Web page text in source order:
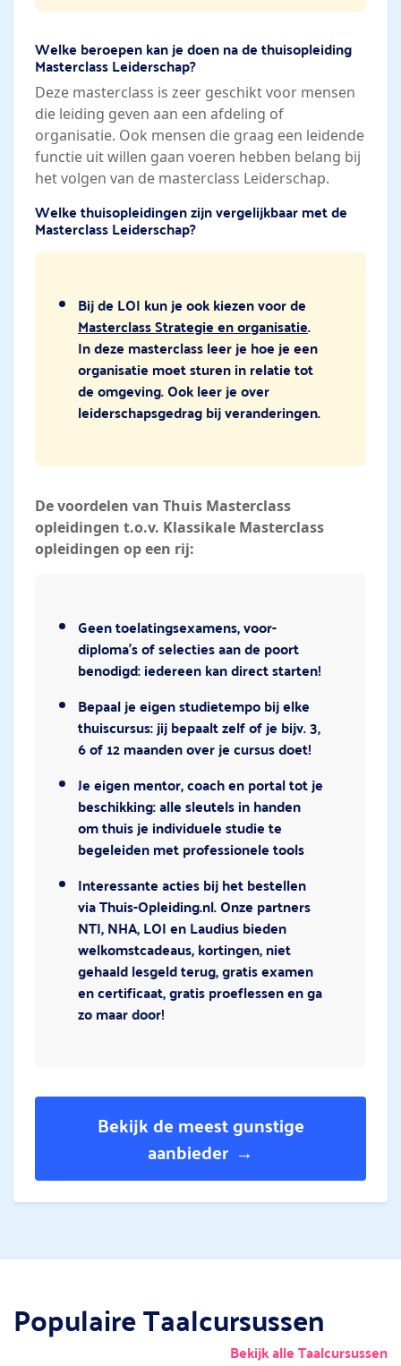
Welke beroepen kan je doen na de thuisopleiding
Masterclass Leiderschap?
Deze masterclass is zeer geschikt voor mensen
die leiding geven aan een afdeling of
organisatie. Ook mensen die graag een leidende
functie uit willen gaan voeren hebben belang bij
het volgen van de masterclass Leiderschap.
Welke thuisopleidingen zijn vergelijkbaar met de
Masterclass Leiderschap?
Bij de LOI kun je ook kiezen voor de
Masterclass Strategie en organisatie.
In deze masterclass leer je hoe je een
organisatie moet sturen in relatie tot
de omgeving. Ook leer je over
leiderschapsgedrag bij veranderingen.
De voordelen van Thuis Masterclass
opleidingen t.o.v. Klassikale Masterclass
opleidingen op een rij:
Geen toelatingsexamens, voor-
diploma’s of selecties aan de poort
benodigd: iedereen kan direct starten!
Bepaal je eigen studietempo bij elke
thuiscursus: jij bepaalt zelf of je bijv. 3,
6 of 12 maanden over je cursus doet!
Je eigen mentor, coach en portal tot je
beschikking: alle sleutels in handen
om thuis je individuele studie te
begeleiden met professionele tools
Interessante acties bij het bestellen
via Thuis-Opleiding.nl. Onze partners
NTI, NHA, LOI en Laudius bieden
welkomstcadeaus, kortingen, niet
gehaald lesgeld terug, gratis examen
en certificaat, gratis proeflessen en ga
zo maar door!
Bekijk de meest gunstige
aanbieder
Populaire Taalcursussen
Bekijk alle Taalcursussen